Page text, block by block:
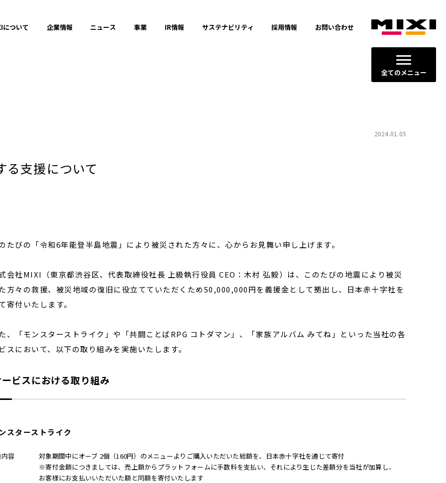
全てのメニュー
について 企業情報 ニュース 事業 IR情報 サステナビリティ 採用情報 お問い合わせ
2024.01.05
る支援について
びの「令和6年能登半島地震」により被災された方々に、心からお見舞い申し上げます。
社MIXI（東京都渋谷区、代表取締役社長 上級執行役員 CEO：木村 弘毅）は、このたびの地震により被災
方々の救援、被災地域の復旧に役立てていただくため50,000,000円を義援金として拠出し、日本赤十字社を
寄付いたします。
「モンスターストライク」や「共闘ことばRPG コトダマン」、「家族アルバム みてね」といった当社の各
スにおいて、以下の取り組みを実施いたします。
ビスにおける取り組み
スターストライク
容
対象期間中にオーブ 2個（160円）のメニューよりご購入いただいた総額を、日本赤十字社を通じて寄付
※寄付金額につきましては、売上額からプラットフォームに手数料を支払い、それにより生じた差額分を当社が加算し、
お客様にお支払いいただいた額と同額を寄付いたします